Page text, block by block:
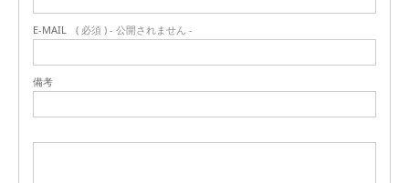
E-MAIL ( 必須 ) - 公開されません -
備考